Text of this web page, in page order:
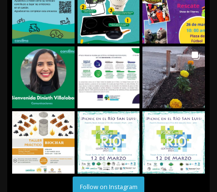
Follow on Instagram